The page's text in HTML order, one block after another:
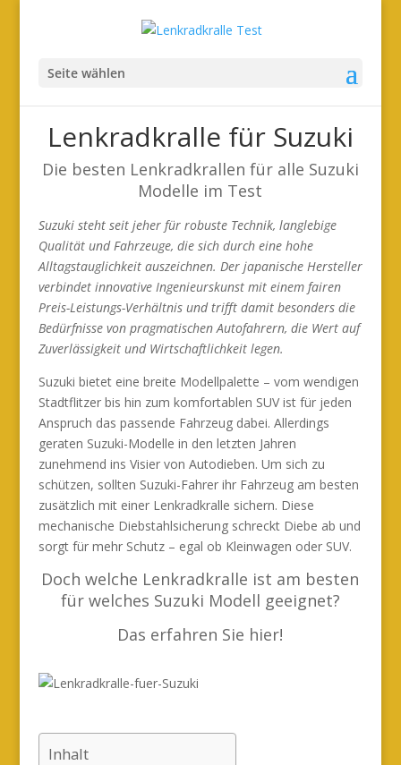
Seite wählen
Lenkradkralle für Suzuki
Die besten Lenkradkrallen für alle Suzuki
Modelle im Test
Suzuki steht seit jeher für robuste Technik, langlebige
Qualität und Fahrzeuge, die sich durch eine hohe
Alltagstauglichkeit auszeichnen. Der japanische Hersteller
verbindet innovative Ingenieurskunst mit einem fairen
Preis-Leistungs-Verhältnis und trifft damit besonders die
Bedürfnisse von pragmatischen Autofahrern, die Wert auf
Zuverlässigkeit und Wirtschaftlichkeit legen.
Suzuki bietet eine breite Modellpalette – vom wendigen
Stadtflitzer bis hin zum komfortablen SUV ist für jeden
Anspruch das passende Fahrzeug dabei. Allerdings
geraten Suzuki-Modelle in den letzten Jahren
zunehmend ins Visier von Autodieben. Um sich zu
schützen, sollten Suzuki-Fahrer ihr Fahrzeug am besten
zusätzlich mit einer Lenkradkralle sichern. Diese
mechanische Diebstahlsicherung schreckt Diebe ab und
sorgt für mehr Schutz – egal ob Kleinwagen oder SUV.
Doch welche Lenkradkralle ist am besten
für welches Suzuki Modell geeignet?
Das erfahren Sie hier!
Inhalt